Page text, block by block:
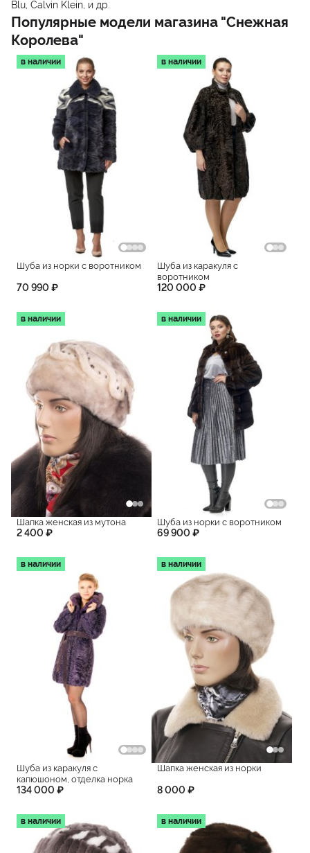
Blu, Calvin Klein, и др.
Популярные модели магазина "Снежная
Королева"
в наличии
Шуба из норки с воротником
70 990 ₽
в наличии
Шуба из каракуля с
воротником
120 000 ₽
в наличии
Шапка женская из мутона
2 400 ₽
в наличии
Шуба из норки с воротником
69 900 ₽
в наличии
Шуба из каракуля с
капюшоном, отделка норка
134 000 ₽
в наличии
Шапка женская из норки
8 000 ₽
в наличии в наличии